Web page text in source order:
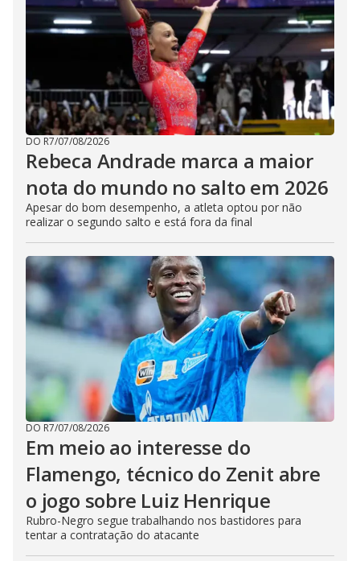
DO R7/07/08/2026
Rebeca Andrade marca a maior
nota do mundo no salto em 2026
Apesar do bom desempenho, a atleta optou por não
realizar o segundo salto e está fora da final
DO R7/07/08/2026
Em meio ao interesse do
Flamengo, técnico do Zenit abre
o jogo sobre Luiz Henrique
Rubro-Negro segue trabalhando nos bastidores para
tentar a contratação do atacante